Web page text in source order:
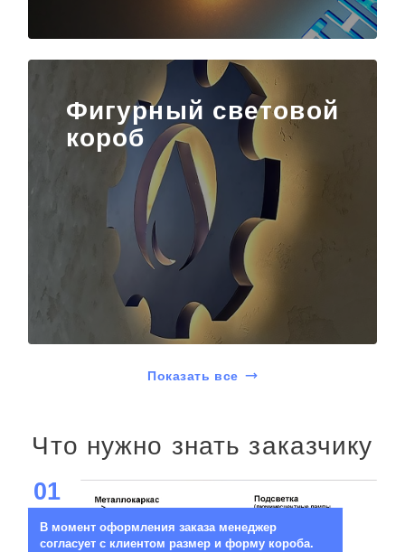
Фигурный световой
короб
Показать все
Что нужно знать заказчику
01
В момент оформления заказа менеджер
согласует с клиентом размер и форму короба.